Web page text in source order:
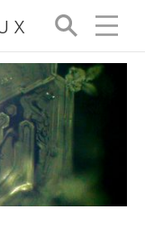
Su
ch
e